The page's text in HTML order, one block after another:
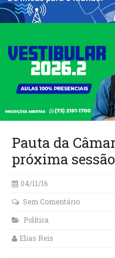
Pauta da
próxima
04/11/16
Sem Comentário
Política
Elias Reis